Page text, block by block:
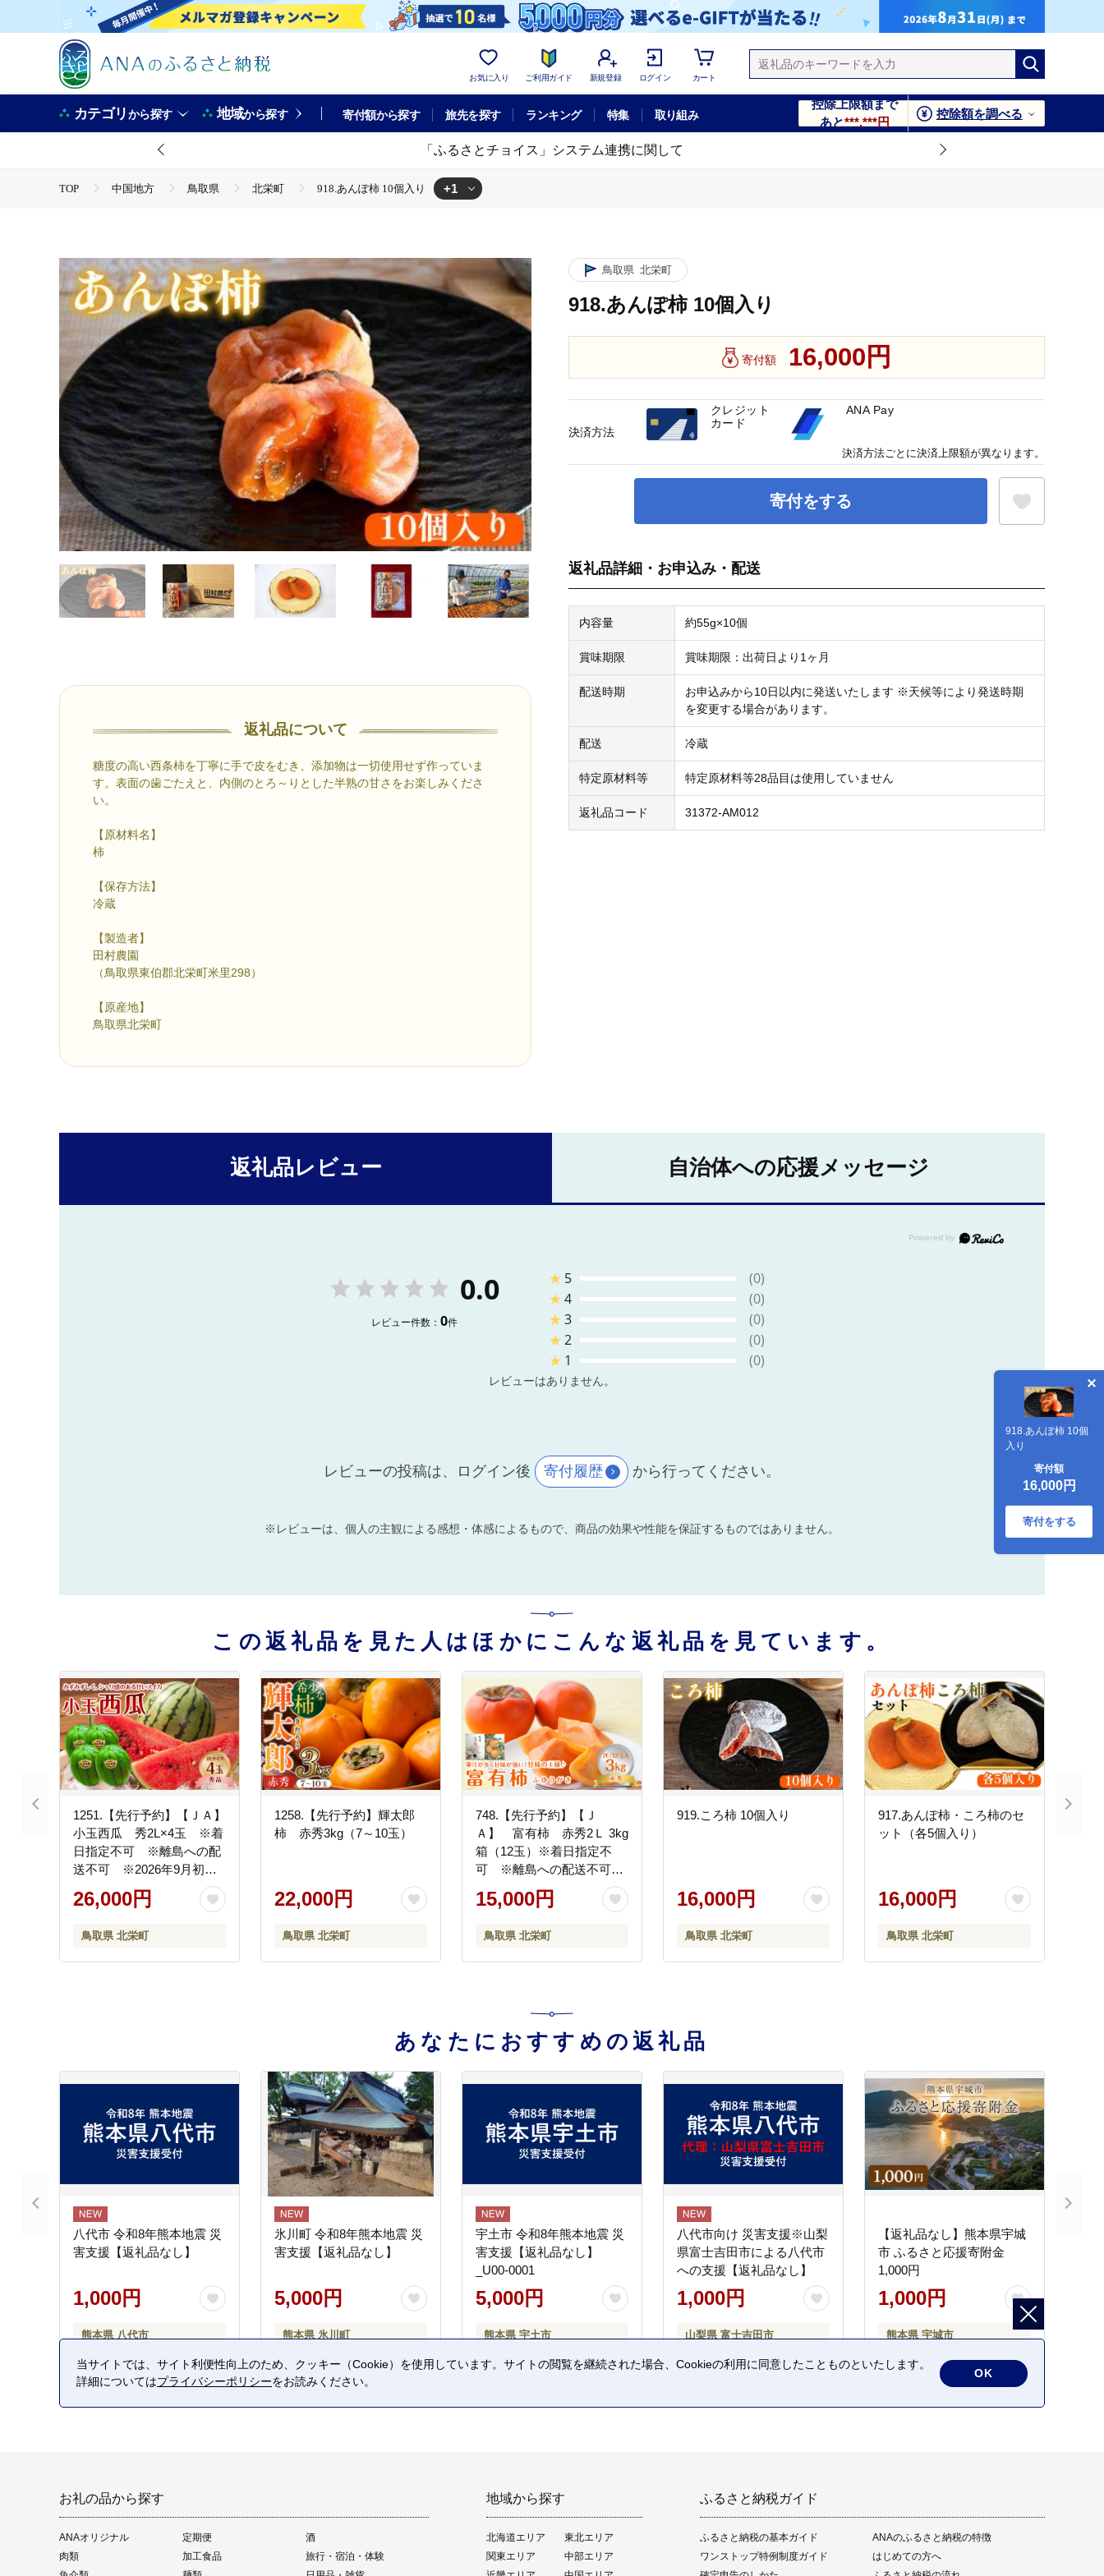
お気に入り ご利用ガイド 新規登録 ログイン カート
カテゴリから探す 地域から探す 寄付額から探す 旅先を探す ランキング 特集 取り組み
控除上限額まで
あと***,***円
控除額を調べる
「ふるさとチョイス」システム連携に関して
TOP 中国地方 鳥取県 北栄町 918.あんぽ柿 10個入り +1
返礼品について
糖度の高い西条柿を丁寧に手で皮をむき、添加物は一切使用せず作っていま
す。表面の歯ごたえと、内側のとろ～りとした半熟の甘さをお楽しみくださ
い。
【原材料名】
柿
【保存方法】
冷蔵
【製造者】
田村農園
（鳥取県東伯郡北栄町米里298）
【原産地】
鳥取県北栄町
鳥取県 北栄町
918.あんぽ柿 10個入り
寄付額 16,000円
寄付をする
918.あんぽ柿 10個
入り
寄付額
16,000円
寄付をする
返礼品詳細・お申込み・配送
内容量 約55g×10個
賞味期限 賞味期限：出荷日より1ヶ月
配送時期
お申込みから10日以内に発送いたします ※天候等により発送時期
を変更する場合があります。
配送 冷蔵
特定原材料等 特定原材料等28品目は使用していません
返礼品コード 31372-AM012
決済方法
クレジット
カード
ANA Pay
決済方法ごとに決済上限額が異なります。
返礼品レビュー 自治体への応援メッセージ
0.0
レビュー件数： 0件
★ 5
(0)
★4
(0)
★3
(0)
★2
(0)
★ 1 (0)
レビューはありません。
レビューの投稿は、ログイン後 寄付履歴 から行ってください。
※レビューは、個人の主観による感想・体感によるもので、商品の効果や性能を保証するものではありません。
この返礼品を見た人はほかにこんな返礼品を見ています。
1251.【先行予約】【ＪＡ】
小玉西瓜 秀2L×4玉 ※着
日指定不可 ※離島への配
送不可 ※2026年9月初旬
頃～9月下旬頃に順次発送
予定
26,000円
鳥取県 北栄町
1258.【先行予約】輝太郎
柿 赤秀3kg（7～10玉）
22,000円
鳥取県 北栄町
748.【先行予約】【Ｊ
Ａ】 富有柿 赤秀2Ｌ 3kg
箱（12玉）※着日指定不
可 ※離島への配送不可
※2026年11月初旬頃～11月
下旬頃に順次発送予定
15,000円
鳥取県 北栄町
919.ころ柿 10個入り
16,000円
鳥取県 北栄町
917.あんぽ柿・ころ柿のセ
ット（各5個入り）
16,000円
鳥取県 北栄町
あなたにおすすめの返礼品
八代市 令和8年熊本地震 災
害支援【返礼品なし】
1,000円
熊本県 八代市
氷川町 令和8年熊本地震 災
害支援【返礼品なし】
5,000円
熊本県 氷川町
宇土市 令和8年熊本地震 災
害支援【返礼品なし】
_U00-0001
5,000円
熊本県 宇土市
八代市向け 災害支援※山梨
県富士吉田市による八代市
への支援【返礼品なし】
1,000円
山梨県 富士吉田市
【返礼品なし】熊本県宇城
市 ふるさと応援寄附金
1,000円
1,000円
熊本県 宇城市
お礼の品から探す
ANAオリジナル 定期便
酒
肉類
加工食品
旅行・宿泊・体験
地域から探す
北海道エリア
東北エリア
関東エリア
中部エリア
ふるさと納税ガイド
ふるさと納税の基本ガイド
ANAのふるさと納税の特徴
ワンストップ特例制度ガイド
はじめての方へ
当サイトでは、サイト利便性向上のため、クッキー（Cookie）を使用しています。サイトの閲覧を継続された場合、Cookieの利用に同意したことものといたします。
詳細についてはプライバシーポリシーをお読みください。
OK